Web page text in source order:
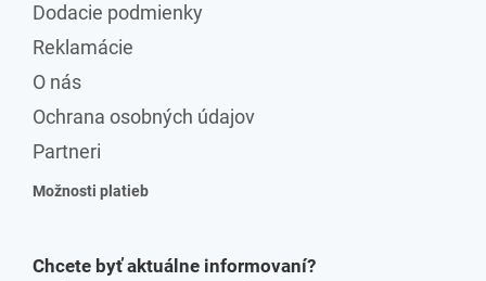
Dodacie podmienky
Reklamácie
O nás
Ochrana osobných údajov
Partneri
Možnosti platieb
Chcete byť aktuálne informovaní?